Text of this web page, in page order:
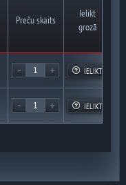
Preču skaits
Ielikt
grozā
IELIKT
IELIKT